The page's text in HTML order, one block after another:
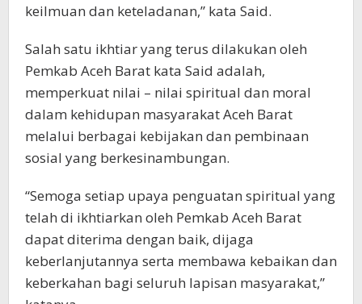
keilmuan dan keteladanan,” kata Said.
Salah satu ikhtiar yang terus dilakukan oleh
Pemkab Aceh Barat kata Said adalah,
memperkuat nilai – nilai spiritual dan moral
dalam kehidupan masyarakat Aceh Barat
melalui berbagai kebijakan dan pembinaan
sosial yang berkesinambungan.
“Semoga setiap upaya penguatan spiritual yang
telah di ikhtiarkan oleh Pemkab Aceh Barat
dapat diterima dengan baik, dijaga
keberlanjutannya serta membawa kebaikan dan
keberkahan bagi seluruh lapisan masyarakat,”